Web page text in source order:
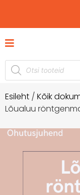
Esileht / Kõik
Lõualuu